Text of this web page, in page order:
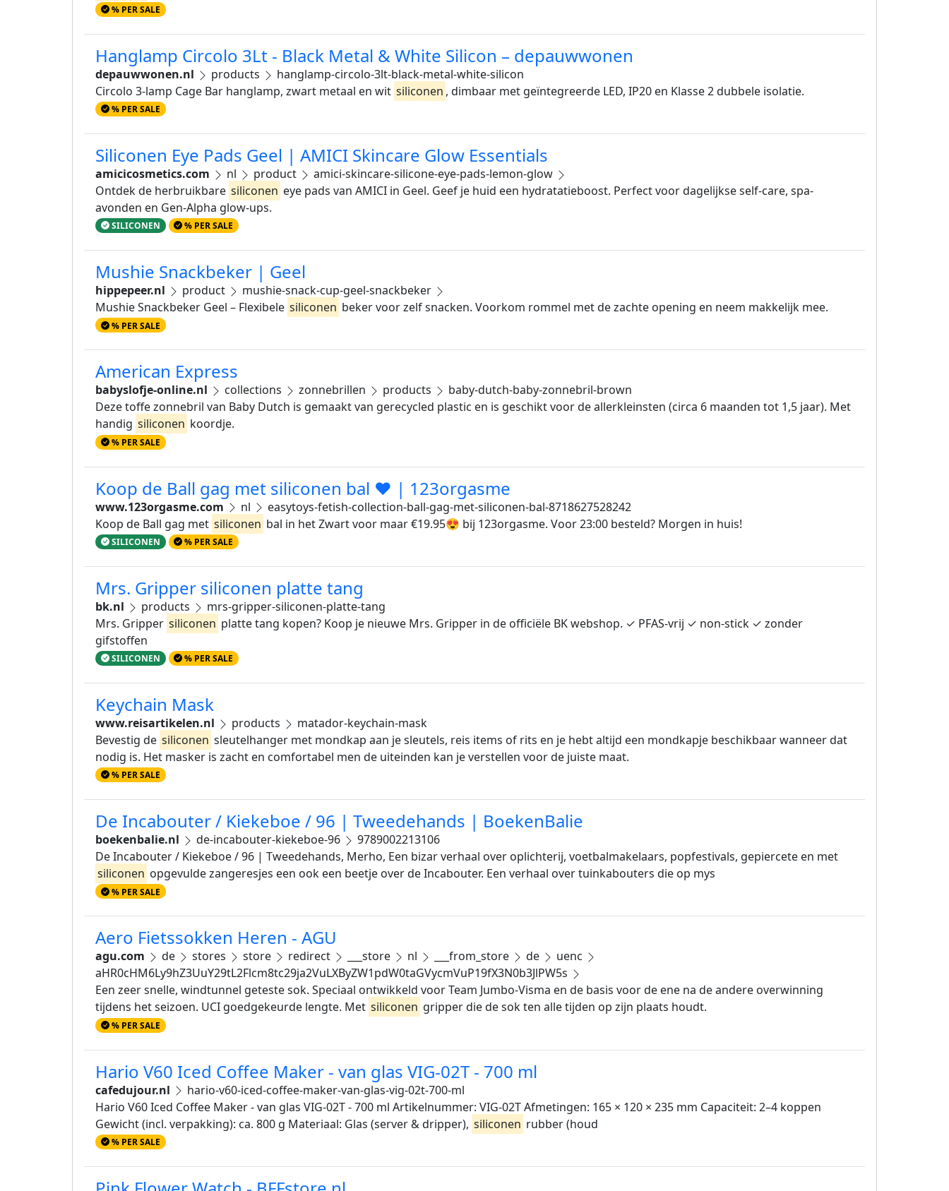
% PER SALE
Hanglamp Circolo 3Lt - Black Metal & White Silicon – depauwwonen
depauwwonen.nl products
hanglamp-circolo-3lt-black-metal-white-silicon
Circolo 3-lamp Cage Bar hanglamp, zwart metaal en wit siliconen , dimbaar met geïntegreerde LED, IP20 en Klasse 2 dubbele isolatie.
% PER SALE
Siliconen Eye Pads Geel | AMICI Skincare Glow Essentials
amicicosmetics.com nl product
amici-skincare-silicone-eye-pads-lemon-glow
Ontdek de herbruikbare siliconen eye pads van AMICI in Geel. Geef je huid een hydratatieboost. Perfect voor dagelijkse self-care, spa-
avonden en Gen-Alpha glow-ups.
SILICONEN % PER SALE
Mushie Snackbeker | Geel
hippepeer.nl product
mushie-snack-cup-geel-snackbeker
Mushie Snackbeker Geel – Flexibele siliconen beker voor zelf snacken. Voorkom rommel met de zachte opening en neem makkelijk mee.
% PER SALE
American Express
babyslofje-online.nl collections zonnebrillen products
baby-dutch-baby-zonnebril-brown
Deze toffe zonnebril van Baby Dutch is gemaakt van gerecycled plastic en is geschikt voor de allerkleinsten (circa 6 maanden tot 1,5 jaar). Met
handig siliconen koordje.
% PER SALE
Koop de Ball gag met siliconen bal ❤ | 123orgasme
www.123orgasme.com nl
easytoys-fetish-collection-ball-gag-met-siliconen-bal-8718627528242
Koop de Ball gag met siliconen bal in het Zwart voor maar €19.95😍 bij 123orgasme. Voor 23:00 besteld? Morgen in huis!
SILICONEN % PER SALE
Mrs. Gripper siliconen platte tang
bk.nl products
mrs-gripper-siliconen-platte-tang
Mrs. Gripper siliconen platte tang kopen? Koop je nieuwe Mrs. Gripper in de officiële BK webshop. ✓ PFAS-vrij ✓ non-stick ✓ zonder
gifstoffen
SILICONEN % PER SALE
Keychain Mask
www.reisartikelen.nl products
matador-keychain-mask
Bevestig de siliconen sleutelhanger met mondkap aan je sleutels, reis items of rits en je hebt altijd een mondkapje beschikbaar wanneer dat
nodig is. Het masker is zacht en comfortabel men de uiteinden kan je verstellen voor de juiste maat.
% PER SALE
De Incabouter / Kiekeboe / 96 | Tweedehands | BoekenBalie
boekenbalie.nl de-incabouter-kiekeboe-96
9789002213106
De Incabouter / Kiekeboe / 96 | Tweedehands, Merho, Een bizar verhaal over oplichterij, voetbalmakelaars, popfestivals, gepiercete en met
siliconen opgevulde zangeresjes een ook een beetje over de Incabouter. Een verhaal over tuinkabouters die op mys
% PER SALE
Aero Fietssokken Heren - AGU
agu.com de stores store redirect ___store nl ___from_store de
uenc
aHR0cHM6Ly9hZ3UuY29tL2Flcm8tc29ja2VuLXByZW1pdW0taGVycmVuP19fX3N0b3JlPW5s
Een zeer snelle, windtunnel geteste sok. Speciaal ontwikkeld voor Team Jumbo-Visma en de basis voor de ene na de andere overwinning
tijdens het seizoen. UCI goedgekeurde lengte. Met siliconen gripper die de sok ten alle tijden op zijn plaats houdt.
% PER SALE
Hario V60 Iced Coffee Maker - van glas VIG-02T - 700 ml
cafedujour.nl
hario-v60-iced-coffee-maker-van-glas-vig-02t-700-ml
Hario V60 Iced Coffee Maker - van glas VIG-02T - 700 ml Artikelnummer: VIG-02T Afmetingen: 165 × 120 × 235 mm Capaciteit: 2–4 koppen
Gewicht (incl. verpakking): ca. 800 g Materiaal: Glas (server & dripper), siliconen rubber (houd
% PER SALE